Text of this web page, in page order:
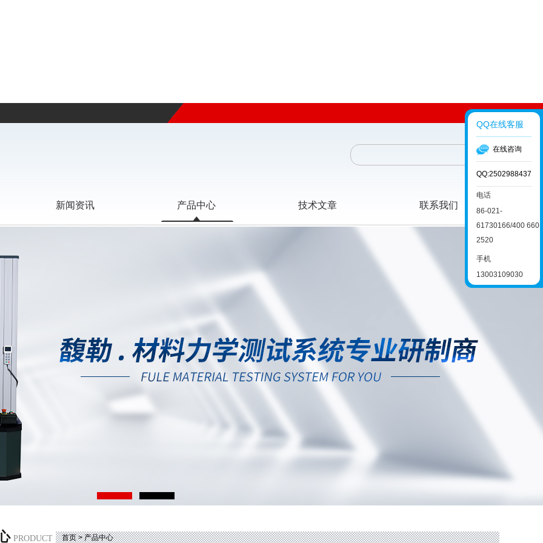
新闻资讯 产品中心 技术文章 联系我们
PRODUCT 首页> 产品中心
QQ在线客服
在线咨询
QQ:2502988437
电话
86-021-
61730166/400 660
2520
手机
13003109030